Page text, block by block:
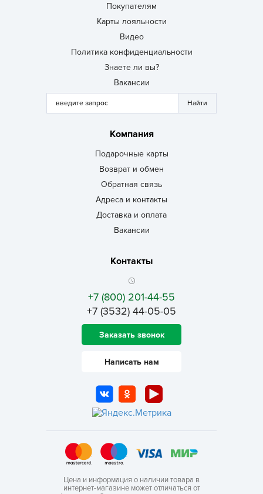
Покупателям
Карты лояльности
Видео
Политика конфиденциальности
Знаете ли вы?
Вакансии
Компания
Подарочные карты
Возврат и обмен
Обратная связь
Адреса и контакты
Доставка и оплата
Вакансии
Контакты
+7 (800) 201-44-55
+7 (3532) 44-05-05
Заказать звонок
Написать нам
Цена и информация о наличии товара в
интернет-магазине может отличаться от